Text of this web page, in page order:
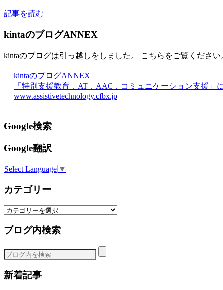
記事を読む
kintaのブログANNEX
kintaのブログは引っ越しをしました。 こちらをご覧ください
kintaのブログANNEX
「特別支援教育，AT，AAC，コミュニケーション支援」
www.assistivetechnology.cfbx.jp
Google検索
Google翻訳
Select Language ▼
カテゴリー
カ
ゴ
ー
ブログ内検索
新着記事